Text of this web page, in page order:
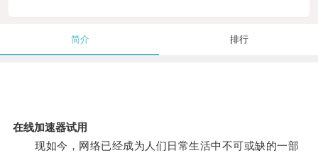
简介 排行
在线加速器试用
现如今，网络已经成为人们日常生活中不可或缺的一部